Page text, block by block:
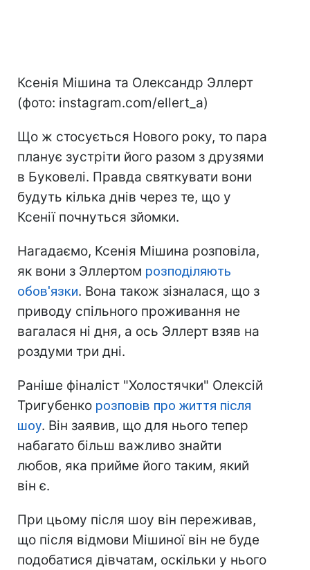
Ксенія Мішина та Олександр Эллерт
(фото: instagram.com/ellert_a)
Що ж стосується Нового року, то пара
планує зустріти його разом з друзями
в Буковелі. Правда святкувати вони
будуть кілька днів через те, що у
Ксенії почнуться зйомки.
Нагадаємо, Ксенія Мішина розповіла,
як вони з Эллертом розподіляють
обов'язки. Вона також зізналася, що з
приводу спільного проживання не
вагалася ні дня, а ось Эллерт взяв на
роздуми три дні.
Раніше фіналіст "Холостячки" Олексій
Тригубенко розповів про життя після
шоу. Він заявив, що для нього тепер
набагато більш важливо знайти
любов, яка прийме його таким, який
він є.
При цьому після шоу він переживав,
що після відмови Мішиної він не буде
подобатися дівчатам, оскільки у нього